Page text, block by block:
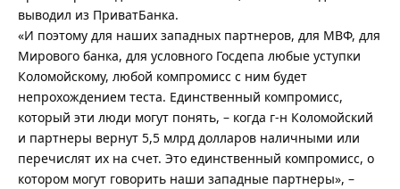
выводил из ПриватБанка.
«И поэтому для наших западных партнеров, для МВФ, для
Мирового банка, для условного Госдепа любые уступки
Коломойскому, любой компромисс с ним будет
непрохождением теста. Единственный компромисс,
который эти люди могут понять, – когда г-н Коломойский
и партнеры вернут 5,5 млрд долларов наличными или
перечислят их на счет. Это единственный компромисс, о
котором могут говорить наши западные партнеры», –